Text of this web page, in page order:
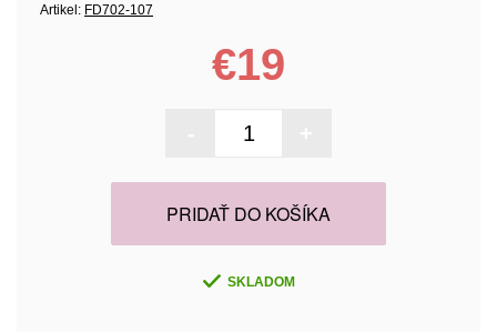
Artikel: FD702-107
€19
PRIDAŤ DO KOŠÍKA
SKLADOM